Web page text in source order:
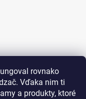
rovnako
Vďaka nim ti
a produkty, ktoré